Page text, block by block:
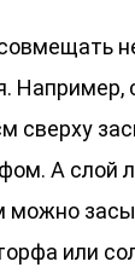
Например,
сверху
А слой
можно
или